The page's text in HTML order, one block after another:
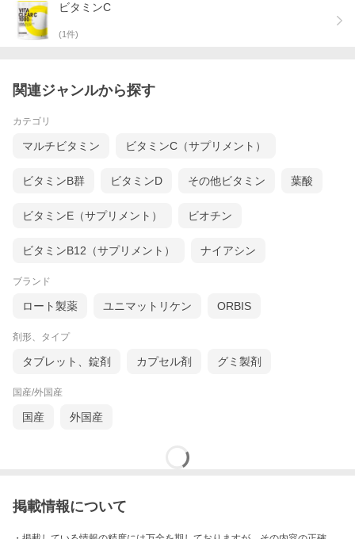
ビタミンC
(1件)
関連ジャンルから探す
カテゴリ
マルチビタミン ビタミンC（サプリメント）
ビタミンB群 ビタミンD その他ビタミン 葉酸
ビタミンE（サプリメント） ビオチン
ビタミンB12（サプリメント） ナイアシン
ブランド
ロート製薬 ユニマットリケン ORBIS
剤形、タイプ
タブレット、錠剤 カプセル剤 グミ製剤
国産/外国産
国産 外国産
掲載情報について